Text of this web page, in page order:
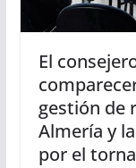
El
gestión de
Almería y
por el